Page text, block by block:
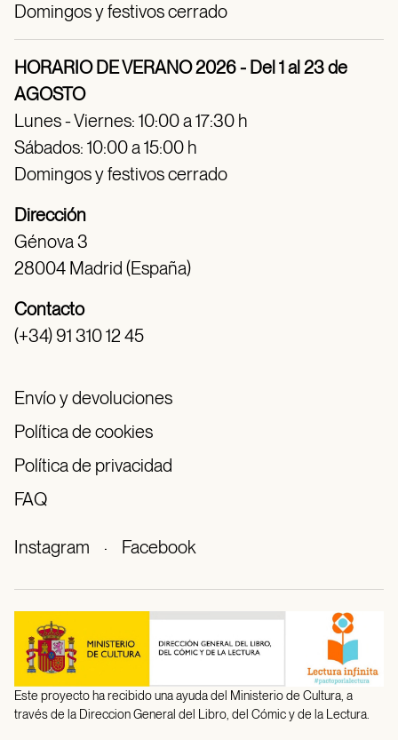
Domingos y festivos cerrado
HORARIO DE VERANO 2026 - Del 1 al 23 de
AGOSTO
Lunes - Viernes: 10:00 a 17:30 h
Sábados: 10:00 a 15:00 h
Domingos y festivos cerrado
Dirección
Génova 3
28004 Madrid (España)
Contacto
(+34) 91 310 12 45
Envío y devoluciones
Política de cookies
Política de privacidad
FAQ
Instagram · Facebook
Este proyecto ha recibido una ayuda del Ministerio de Cultura, a
través de la Direccion General del Libro, del Cómic y de la Lectura.